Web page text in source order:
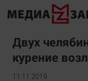
Новости
Экономика
Происшествия
Двух
курение
11.11.2019